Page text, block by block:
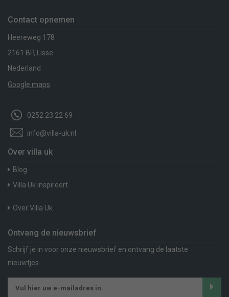
Contact opnemen
Heereweg 178
2161 BP, Lisse
Nederland
Google maps
0252 23 22 69
info@villa-uk.nl
Over villa uk
Blog
Villa Uk inspireert
Over Villa Uk
Ontvang de nieuwsbrief
Schrijf je in voor onze nieuwsbrief en ontvang de laatste
nieuwtjes.